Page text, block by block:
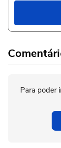
Para poder